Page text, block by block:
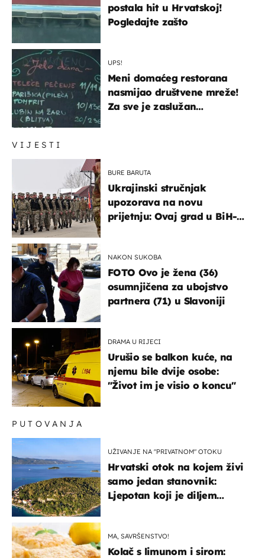
VIJESTI
BURE BARUTA
Ukrajinski stručnjak
upozorava na novu
prijetnju: Ovaj grad u BiH-u
NAKON SUKOBA
FOTO Ovo je žena (36)
osumnjičena za ubojstvo
partnera (71) u Slavoniji
DRAMA U RIJECI
Urušio se balkon kuće, na
njemu bile dvije osobe:
"Život im je visio o koncu"
postala hit u Hrvatskoj!
Pogledajte zašto
UPS!
Meni domaćeg restorana
nasmijao društvene mreže!
Za sve je zaslužan
PUTOVANJA
UŽIVANJE NA "PRIVATNOM" OTOKU
Hrvatski otok na kojem živi
samo jedan stanovnik:
Ljepotan koji je diljem
MA, SAVRŠENSTVO!
Kolač s limunom i sirom: